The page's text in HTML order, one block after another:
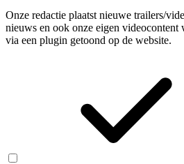
Onze redactie plaatst nieuwe trailers/
nieuws en ook onze eigen videocontent
via een plugin getoond op de website.